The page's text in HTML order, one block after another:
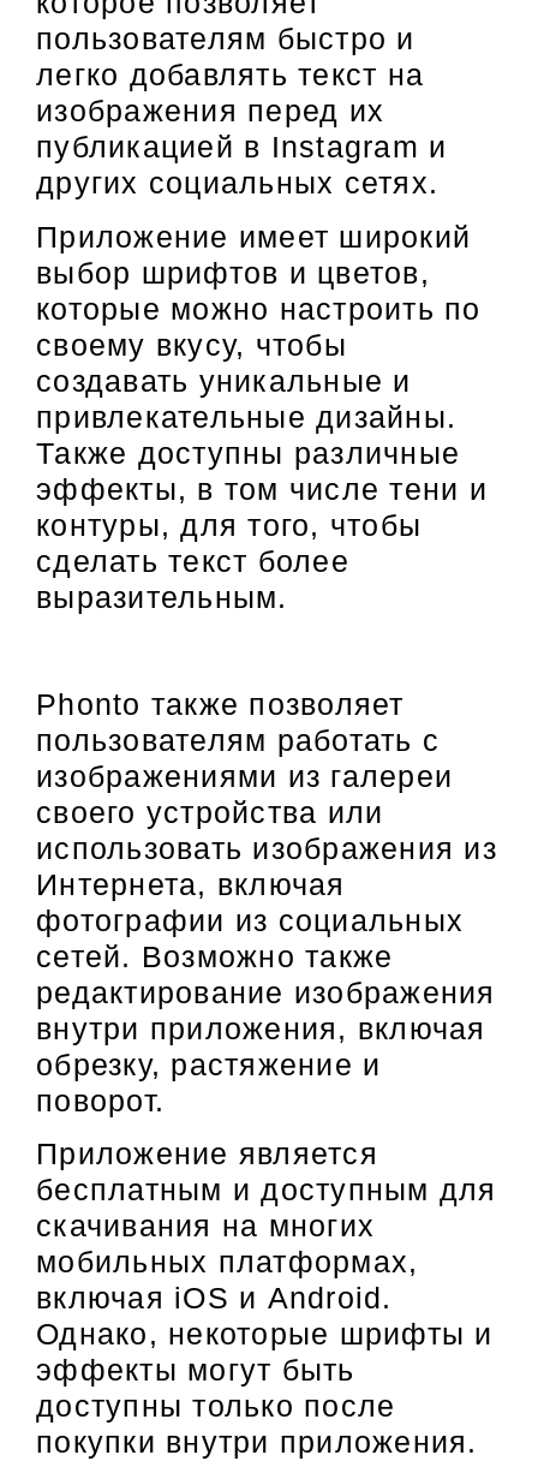
пользователям быстро и
легко добавлять текст на
изображения перед их
публикацией в Instagram и
других социальных сетях.
Приложение имеет широкий
выбор шрифтов и цветов,
которые можно настроить по
своему вкусу, чтобы
создавать уникальные и
привлекательные дизайны.
Также доступны различные
эффекты, в том числе тени и
контуры, для того, чтобы
сделать текст более
выразительным.
Phonto также позволяет
пользователям работать с
изображениями из галереи
своего устройства или
использовать изображения из
Интернета, включая
фотографии из социальных
сетей. Возможно также
редактирование изображения
внутри приложения, включая
обрезку, растяжение и
поворот.
Приложение является
бесплатным и доступным для
скачивания на многих
мобильных платформах,
включая iOS и Android.
Однако, некоторые шрифты и
эффекты могут быть
доступны только после
покупки внутри приложения.